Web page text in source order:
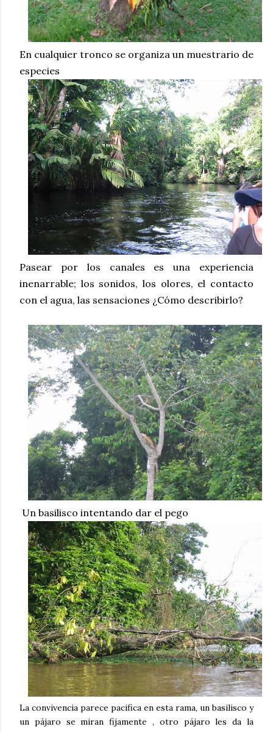
En cualquier tronco se organiza un muestrario de
especies
Pasear por los canales es una experiencia
inenarrable; los sonidos, los olores, el contacto
con el agua, las sensaciones ¿Cómo describirlo?
Un basilisco intentando dar el pego
La convivencia parece pacifica en esta rama, un basilisco y
un pájaro se miran fijamente , otro pájaro les da la